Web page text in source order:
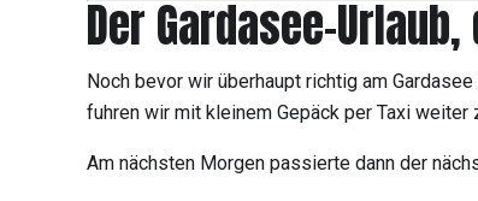
Der Gardasee-
Noch bevor wir überhaupt richtig am
fuhren wir mit kleinem Gepäck per Taxi weiter
Am nächsten Morgen passierte dann der